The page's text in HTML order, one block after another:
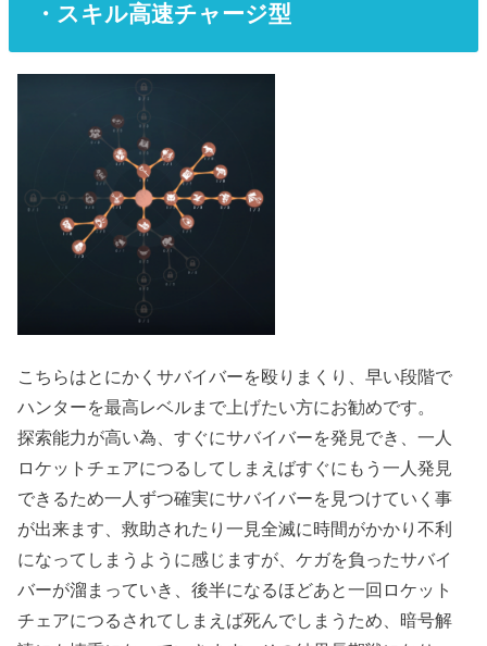
・スキル高速チャージ型
こちらはとにかくサバイバーを殴りまくり、早い段階で
ハンターを最高レベルまで上げたい方にお勧めです。
探索能力が高い為、すぐにサバイバーを発見でき、一人
ロケットチェアにつるしてしまえばすぐにもう一人発見
できるため一人ずつ確実にサバイバーを見つけていく事
が出来ます、救助されたり一見全滅に時間がかかり不利
になってしまうように感じますが、ケガを負ったサバイ
バーが溜まっていき、後半になるほどあと一回ロケット
チェアにつるされてしまえば死んでしまうため、暗号解